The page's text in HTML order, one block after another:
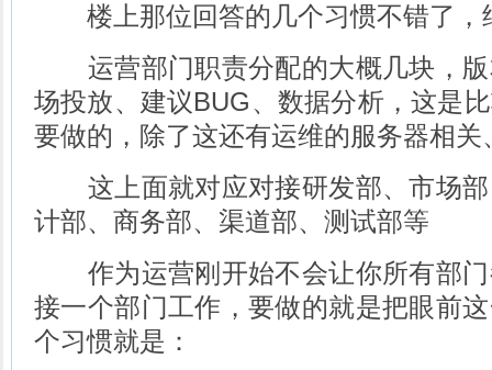
楼上那位回答的几个习惯不错了，
运营部门职责分配的大概几块，版
场投放、建议BUG、数据分析，这是
要做的，除了这还有运维的服务器相
这上面就对应对接研发部、市场部
计部、商务部、渠道部、测试部等
作为运营刚开始不会让你所有部门
接一个部门工作，要做的就是把眼前
个习惯就是：